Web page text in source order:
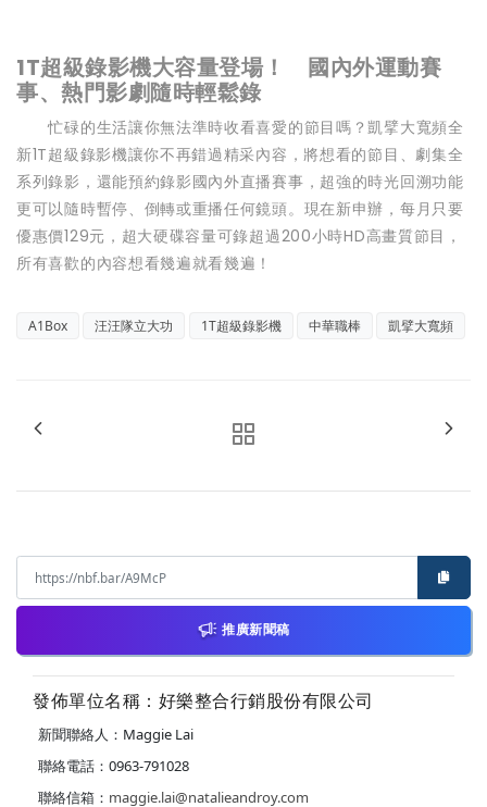
1T超級錄影機大容量登場！ 國內外運動賽
事、熱門影劇隨時輕鬆錄
忙碌的生活讓你無法準時收看喜愛的節目嗎？凱擘大寬頻全
新1T超級錄影機讓你不再錯過精采內容，將想看的節目、劇集全
系列錄影，還能預約錄影國內外直播賽事，超強的時光回溯功能
更可以隨時暫停、倒轉或重播任何鏡頭。現在新申辦，每月只要
優惠價129元，超大硬碟容量可錄超過200小時HD高畫質節目，
所有喜歡的內容想看幾遍就看幾遍！
A1Box 汪汪隊立大功 1T超級錄影機 中華職棒 凱擘大寬頻
推廣新聞稿
發佈單位名稱：好樂整合行銷股份有限公司
新聞聯絡人：Maggie Lai
聯絡電話：0963-791028
聯絡信箱： maggie.lai@natalieandroy.com